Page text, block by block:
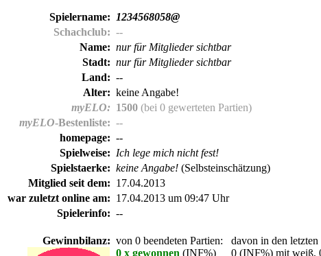
Spielername:
1234568058@
Schachclub: --
Name: nur für Mitglieder sichtbar
Stadt: nur für Mitglieder sichtbar
Land: --
Alter: keine Angabe!
myELO: 1500 (bei 0 gewerteten Partien)
myELO-Bestenliste: --
homepage: --
Spielweise: Ich lege mich nicht fest!
Spielstaerke: keine Angabe! (Selbsteinschätzung)
Mitglied seit dem: 17.04.2013
war zuletzt online am: 17.04.2013 um 09:47 Uhr
Spielerinfo: --
Gewinnbilanz: von 0 beendeten Partien: davon in den letzten
0 x gewonnen (INF%) 0 (INF%) mit weiß,